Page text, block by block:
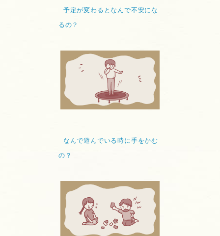
予定が変わるとなんで不安にな
るの？
なんで遊んでいる時に手をかむ
の？